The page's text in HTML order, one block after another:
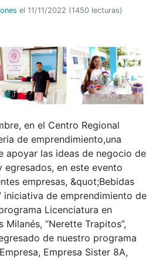
el 11/11/2022 (1450 lecturas)
en el Centro Regional
de emprendimiento,una
apoyar las ideas de negocio de
egresados, en este evento
empresas, &quot;Bebidas
iniciativa de emprendimiento de
Licenciatura en
Milanés, “Nerette Trapitos”,
de nuestro programa
Empresa Sister 8A,